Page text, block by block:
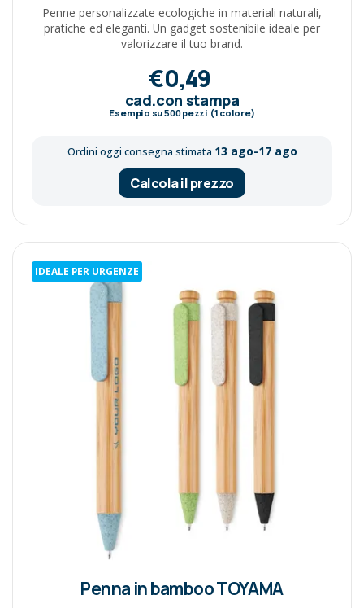
Penne personalizzate ecologiche in materiali naturali,
pratiche ed eleganti. Un gadget sostenibile ideale per
valorizzare il tuo brand.
€0,49
cad.con stampa
Esempio su500pezzi (1 colore)
Ordini oggi consegna stimata 13 ago-17 ago
Calcola il prezzo
IDEALE PER URGENZE
Penna in bamboo TOYAMA